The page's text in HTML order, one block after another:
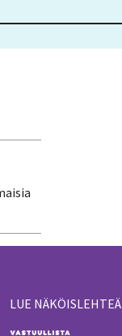
LUE NÄKÖISLEHTEÄ